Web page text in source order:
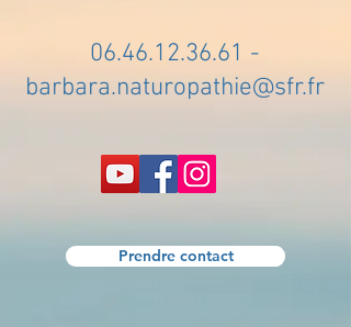
06.46.12.36.61 -
barbara.naturopathie@sfr.fr
Prendre contact